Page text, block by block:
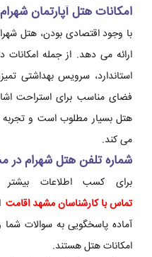
امکانات هتل آپارتمان شهرام
با وجود اقتصادی بودن، هتل
ارائه می دهد. از جمله
استاندارد، سرویس بهداشتی
فضای مناسب برای استراحت
هتل بسیار مطلوب است و
می کند.
شماره تلفن هتل شهرام در
برای کسب اطلاعات
تماس با کارشناسان مشهد اقامت
آماده پاسخگویی به سوالات شما
امکانات هتل هستند.